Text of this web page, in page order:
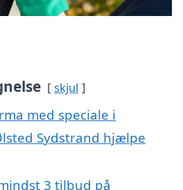
skjul
med speciale i
Sydstrand hjælpe
3 tilbud på